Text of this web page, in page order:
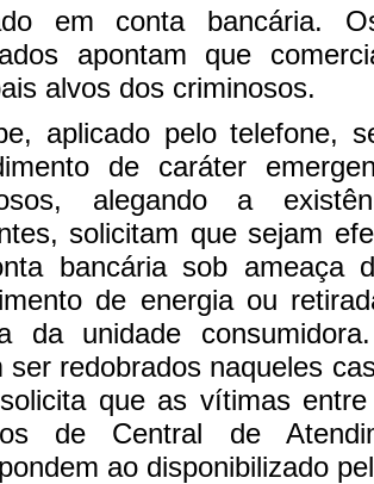
em conta bancária.
apontam que
alvos dos criminosos.
aplicado pelo telefone,
de caráter
alegando a
solicitam que sejam
bancária sob ameaça
de energia ou
da unidade
ser redobrados naqueles
que as vítimas
de Central de
ao disponibilizado